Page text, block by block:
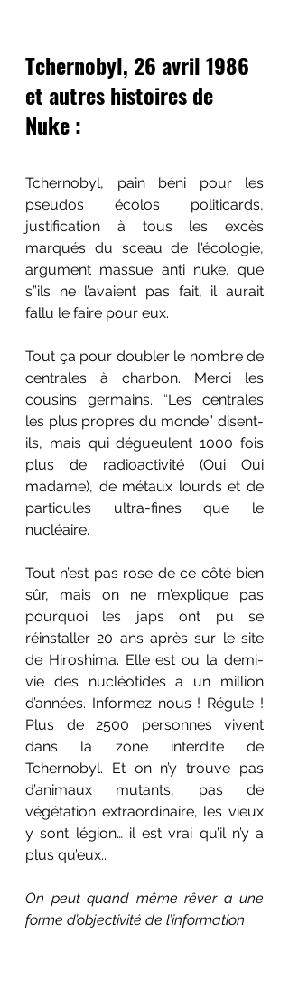
Tchernobyl, 26 avril 1986
et autres histoires de
Nuke :
Tchernobyl, pain béni pour les
justification à tous les excès
marqués du sceau de l'écologie,
argument massue anti nuke, que
s”ils ne l’avaient pas fait, il aurait
fallu le faire pour eux.
Tout ça pour doubler le nombre de
centrales à charbon. Merci les
cousins germains. “Les centrales
les plus propres du monde” disent-
ils, mais qui dégueulent 1000 fois
plus de radioactivité (Oui Oui
madame), de métaux lourds et de
particules ultra-fines que le
nucléaire.
Tout n’est pas rose de ce côté bien
sûr, mais on ne m’explique pas
pourquoi les japs ont pu se
réinstaller 20 ans après sur le site
de Hiroshima. Elle est ou la demi-
vie des nucléotides a un million
d’années. Informez nous ! Régule !
Plus de 2500 personnes vivent
dans la zone interdite de
Tchernobyl. Et on n’y trouve pas
d’animaux mutants, pas de
végétation extraordinaire, les vieux
y sont légion… il est vrai qu’il n’y a
plus qu’eux..
On peut quand même rêver a une
forme d’objectivité de l’information